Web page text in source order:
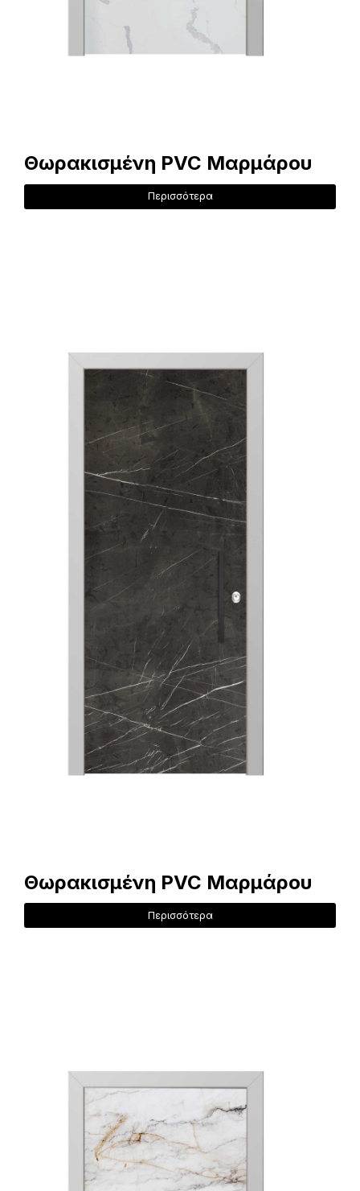
Θωρακισμένη PVC Μαρμάρου
Περισσότερα
Θωρακισμένη PVC Μαρμάρου
Περισσότερα